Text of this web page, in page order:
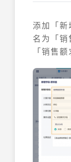
添加「
名为「
「销售